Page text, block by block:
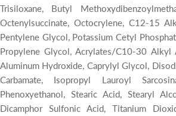
Trisiloxane, Butyl
Octenylsuccinate, Octocrylene, C12-15
Pentylene Glycol, Potassium Cetyl
Propylene Glycol, Acrylates/C10-30 Alkyl
Aluminum Hydroxide, Caprylyl Glycol,
Carbamate, Isopropyl Lauroyl
Phenoxyethanol, Stearic Acid, Stearyl
Dicamphor Sulfonic Acid, Titanium